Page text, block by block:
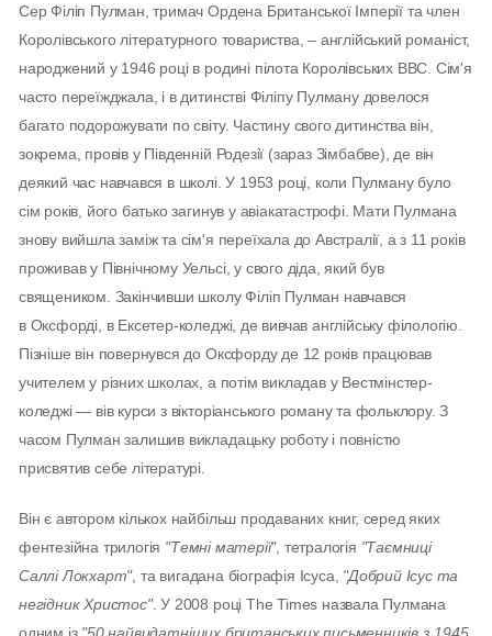
Сер Філіп Пулман, тримач Ордена Британської Імперії та член
Королівського літературного товариства, – англійський романіст,
народжений у 1946 році в родині пілота Королівських ВВС. Сім'я
часто переїжджала, і в дитинстві Філіпу Пулману довелося
багато подорожувати по світу. Частину свого дитинства він,
зокрема, провів у Південній Родезії (зараз Зімбабве), де він
деякий час навчався в школі. У 1953 році, коли Пулману було
сім років, його батько загинув у авіакатастрофі. Мати Пулмана
знову вийшла заміж та сім'я переїхала до Австралії, а з 11 років
проживав у Північному Уельсі, у свого діда, який був
священиком. Закінчивши школу Філіп Пулман навчався
в Оксфорді, в Ексетер-коледжі, де вивчав англійську філологію.
Пізніше він повернувся до Оксфорду де 12 років працював
учителем у різних школах, а потім викладав у Вестмінстер-
коледжі — вів курси з вікторіанського роману та фольклору. З
часом Пулман залишив викладацьку роботу і повністю
присвятив себе літературі.
Він є автором кількох найбільш продаваних книг, серед яких
фентезійна трилогія "Темні матерії", тетралогія "Таємниці
Саллі Локхарт", та вигадана біографія Ісуса, "Добрий Ісус та
негідник Христос". У 2008 році The Times назвала Пулмана